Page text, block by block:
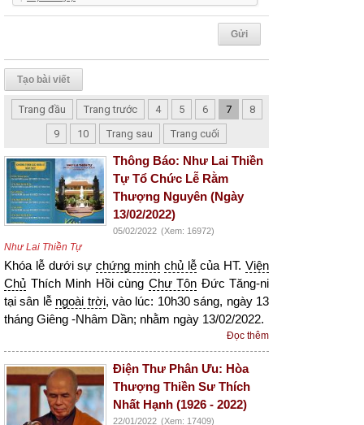
Tạo bài viết
Trang đầu Trang trước 4 5 6 7
8
9
10 Trang sau Trang cuối
Thông Báo: Như Lai Thiền
Tự Tổ Chức Lễ Rằm
Thượng Nguyên (Ngày
13/02/2022)
05/02/2022 (Xem: 16972)
Như Lai Thiền Tự
Khóa lễ dưới sựchứng minh chủ lễcủa HT.Viện
Chủ Thích Minh Hồi cùng Chư Tôn Đức Tăng-ni
tại sân lễ ngoài trời, vào lúc: 10h30 sáng, ngày 13
tháng Giêng -Nhâm Dần; nhằm ngày 13/02/2022.
Đọc thêm
Điện Thư Phân Ưu: Hòa
Thượng Thiền Sư Thích
Nhất Hạnh (1926 - 2022)
22/01/2022 (Xem: 17409)